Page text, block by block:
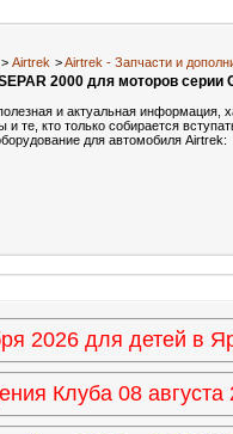
> Airtrek >Airtrek - Запчасти и
2000 для моторов серии
и актуальная информация,
кто только собирается
для автомобиля Airtrek:
2026 для детей
Клуба 08 августа